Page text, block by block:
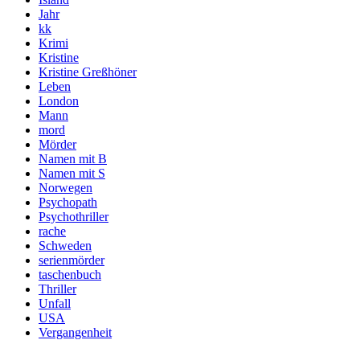
Jahr
kk
Krimi
Kristine
Kristine Greßhöner
Leben
London
Mann
mord
Mörder
Namen mit B
Namen mit S
Norwegen
Psychopath
Psychothriller
rache
Schweden
serienmörder
taschenbuch
Thriller
Unfall
USA
Vergangenheit